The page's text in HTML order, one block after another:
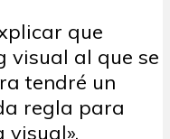
que
visual al que se
tendré un
regla para
visual».